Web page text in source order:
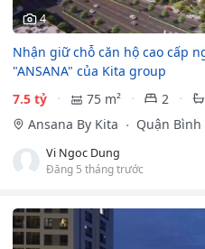
4
Nhận giữ chỗ căn hộ cao cấp
"ANSANA" của Kita group
7.5 tỷ
75 m² 2
Ansana By Kita
Quận Bình
Vi Ngoc Dung
Đăng 5 tháng trước